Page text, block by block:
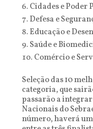
Cidades e Poder
Defesa e
Educação e
Saúde e
Comércio e
Seleção das 10
categoria, que
passarão a
Nacionais do
número, haverá